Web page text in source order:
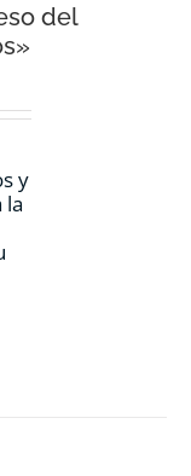
del
y
la